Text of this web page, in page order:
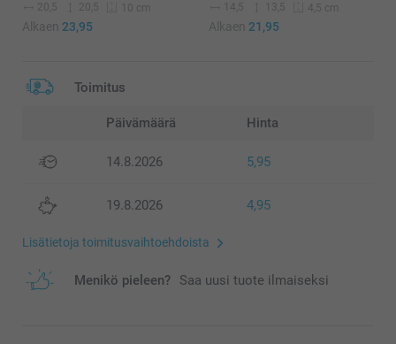
20,5 20,5 10 cm
Alkaen 23,95
14,5 13,5 4,5 cm
Alkaen 21,95
Toimitus
Päivämäärä Hinta
14.8.2026 5,95
19.8.2026 4,95
Lisätietoja toimitusvaihtoehdoista
Menikö pieleen? Saa uusi tuote ilmaiseksi